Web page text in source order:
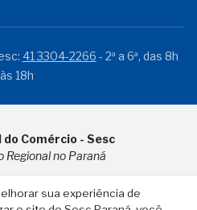
sua experiência de
41 3304-2266 - 2ª a 6ª, das 8h
às 18h
Comércio - Sesc
Regional no Paraná
931 - CEP 80.410-001 - Curitiba -
PR